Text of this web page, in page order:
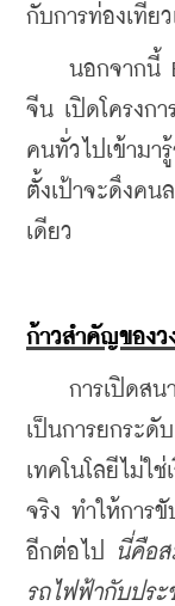
กับการท่องเที่ย
นอกจากนี้
จีน เปิดโครงกา
คนทั่วไปเข้ามา
ตั้งเป้าจะดึงคน
เดียว
ก้าวสำคัญของว
การเปิดสนา
เป็นการยกระดั
เทคโนโลยีไม่ใ
จริง ทำให้การขั
อีกต่อไป
นี่คือส
รถไฟฟ้ากับปร